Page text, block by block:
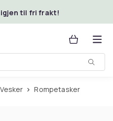
igjen til fri frakt!
Vesker Rompetasker